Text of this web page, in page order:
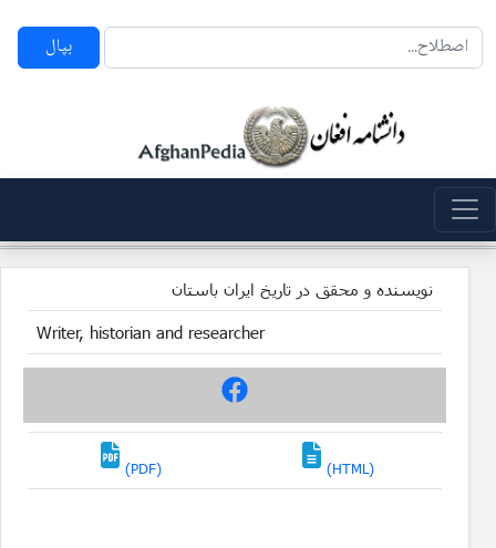
بپال
نویسنده و محقق در تاریخ ایران باستان
Writer, historian and researcher
(PDF) (HTML)